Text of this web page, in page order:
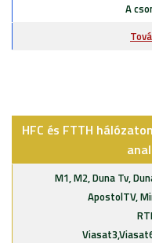
A
HFC és FTTH
M1, M2, Duna Tv,
ApostolTV,